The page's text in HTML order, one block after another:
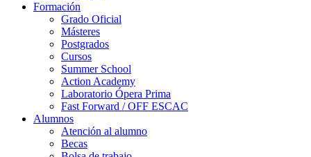
Formación
Grado Oficial
Másteres
Postgrados
Cursos
Summer School
Action Academy
Laboratorio Ópera Prima
Fast Forward / OFF ESCAC
Alumnos
Atención al alumno
Becas